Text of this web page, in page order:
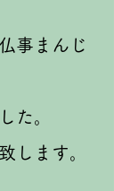
事まんじ
た。
します。